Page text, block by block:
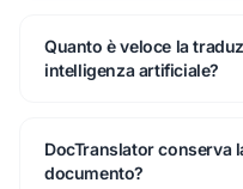
Quanto è veloce la
intelligenza artificiale?
DocTranslator conserva
documento?